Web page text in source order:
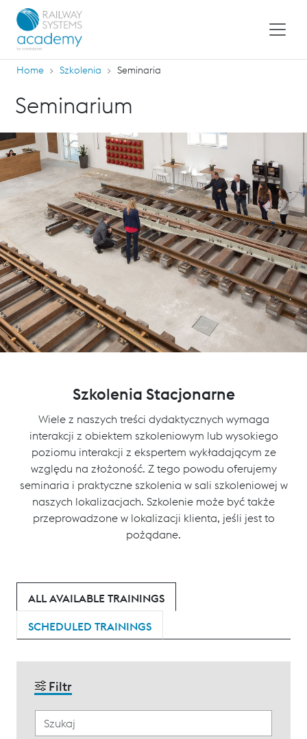
Home Szkolenia Seminaria
Seminarium
Szkolenia Stacjonarne
Wiele z naszych treści dydaktycznych wymaga
interakcji z obiektem szkoleniowym lub wysokiego
poziomu interakcji z ekspertem wykładającym ze
względu na złożoność. Z tego powodu oferujemy
seminaria i praktyczne szkolenia w sali szkoleniowej w
naszych lokalizacjach. Szkolenie może być także
przeprowadzone w lokalizacji klienta, jeśli jest to
pożądane.
ALL AVAILABLE TRAININGS
SCHEDULED TRAININGS
Filtr